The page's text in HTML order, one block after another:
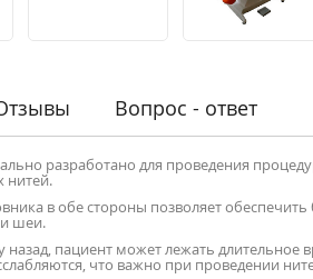
разработано для проведения
в обе стороны позволяет
шеи.
назад, пациент может лежать
что важно при проведении
Вопрос - ответ